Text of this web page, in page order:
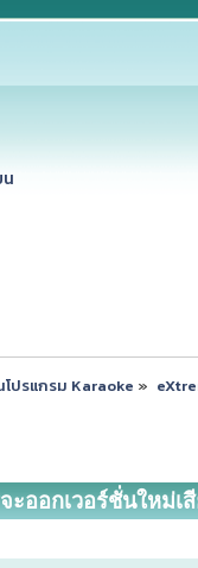
น
ปรแกรม Karaoke »
ะออกเวอร์ชั่นใหม่